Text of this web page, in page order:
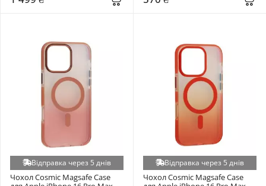
Відправка через 5 днів
Чохол Cosmic Magsafe Case
Відправка через 5 днів
Чохол Cosmic Magsafe Case